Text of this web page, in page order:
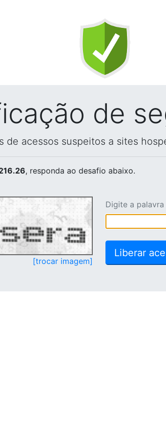
de
de acessos suspeitos a sites
, responda ao desafio abaixo.
[trocar imagem]
Digite a